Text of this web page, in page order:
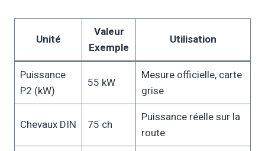
Unité
Valeur
Exemple
Utilisation
Puissance
P2 (kW)
55 kW
Mesure officielle, carte
grise
Chevaux DIN 75 ch
Puissance réelle sur la
route